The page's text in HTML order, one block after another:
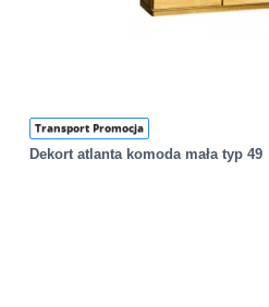
Transport Promocja
Dekort atlanta komoda mała typ 49